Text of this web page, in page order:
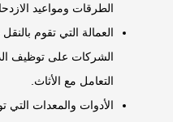
الطرقات ومواعيد الازدحام.
العمالة التي تقوم
الشركات على توظيف
التعامل مع الأثاث.
الأدوات والمعدات التي